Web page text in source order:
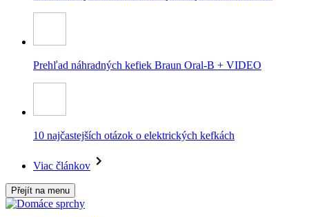
Prehľad náhradných kefiek Braun Oral-B + VIDEO
10 najčastejších otázok o elektrických kefkách
Viac článkov
Přejít na menu